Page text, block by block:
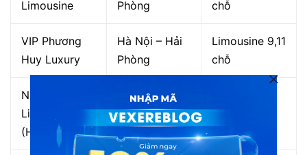
Limousine Phòng chỗ
VIP Phương
Huy Luxury
Hà Nội – Hải
Phòng
Limousine 9,11
chỗ
Nguyễn Gia
Limousine
(Hải Phòng)
Hà Nội – Hải
Phòng